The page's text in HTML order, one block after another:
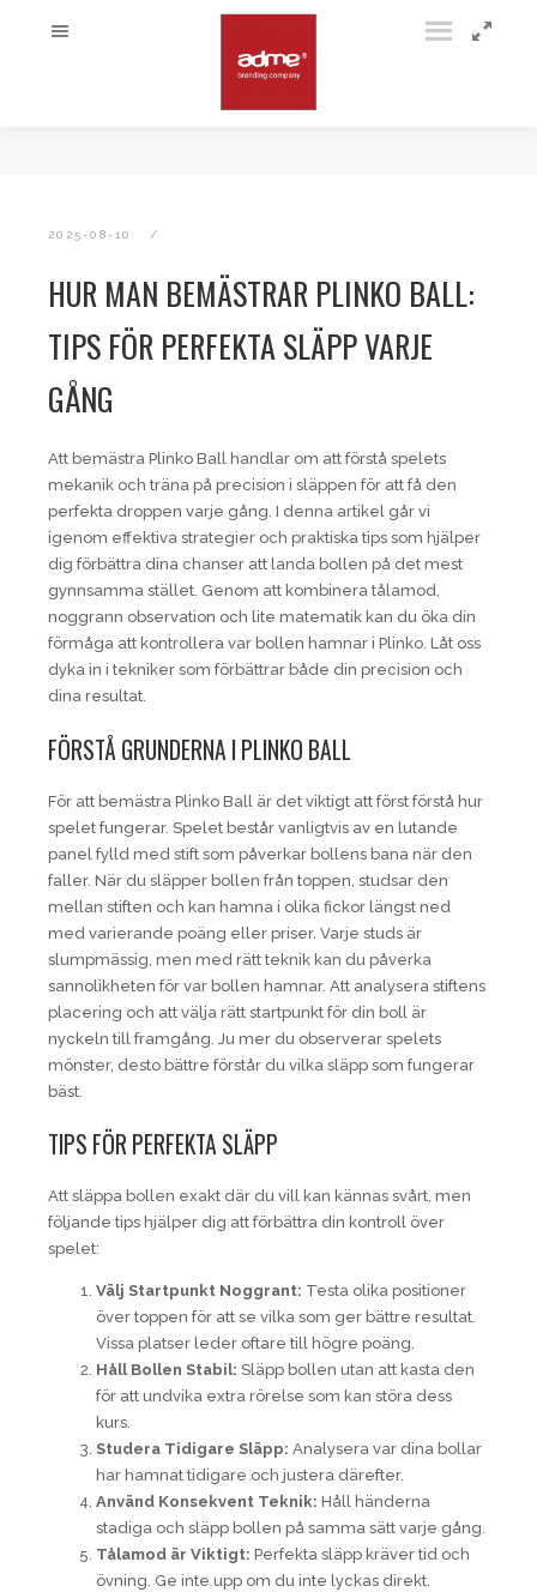
2025-08-10
HUR MAN BEMÄSTRAR PLINKO BALL:
TIPS FÖR PERFEKTA SLÄPP VARJE
GÅNG
Att bemästra Plinko Ball handlar om att förstå spelets
mekanik och träna på precision i släppen för att få den
perfekta droppen varje gång. I denna artikel går vi
igenom effektiva strategier och praktiska tips som hjälper
dig förbättra dina chanser att landa bollen på det mest
gynnsamma stället. Genom att kombinera tålamod,
noggrann observation och lite matematik kan du öka din
förmåga att kontrollera var bollen hamnar i Plinko. Låt oss
dyka in i tekniker som förbättrar både din precision och
dina resultat.
FÖRSTÅ GRUNDERNA I PLINKO BALL
För att bemästra Plinko Ball är det viktigt att först förstå hur
spelet fungerar. Spelet består vanligtvis av en lutande
panel fylld med stift som påverkar bollens bana när den
faller. När du släpper bollen från toppen, studsar den
mellan stiften och kan hamna i olika fickor längst ned
med varierande poäng eller priser. Varje studs är
slumpmässig, men med rätt teknik kan du påverka
sannolikheten för var bollen hamnar. Att analysera stiftens
placering och att välja rätt startpunkt för din boll är
nyckeln till framgång. Ju mer du observerar spelets
mönster, desto bättre förstår du vilka släpp som fungerar
bäst.
TIPS FÖR PERFEKTA SLÄPP
Att släppa bollen exakt där du vill kan kännas svårt, men
följande tips hjälper dig att förbättra din kontroll över
spelet:
Välj Startpunkt Noggrant: Testa olika positioner
över toppen för att se vilka som ger bättre resultat.
Vissa platser leder oftare till högre poäng.
Håll Bollen Stabil: Släpp bollen utan att kasta den
för att undvika extra rörelse som kan störa dess
kurs.
Studera Tidigare Släpp: Analysera var dina bollar
har hamnat tidigare och justera därefter.
Använd Konsekvent Teknik: Håll händerna
stadiga och släpp bollen på samma sätt varje gång.
Tålamod är Viktigt: Perfekta släpp kräver tid och
övning. Ge inte upp om du inte lyckas direkt.